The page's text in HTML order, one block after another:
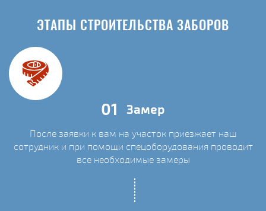
ЭТАПЫ СТРОИТЕЛЬСТВА ЗАБОРОВ
01 Замер
После заявки к вам на участок приезжает наш
сотрудник и при помощи спецоборудования проводит
все необходимые замеры